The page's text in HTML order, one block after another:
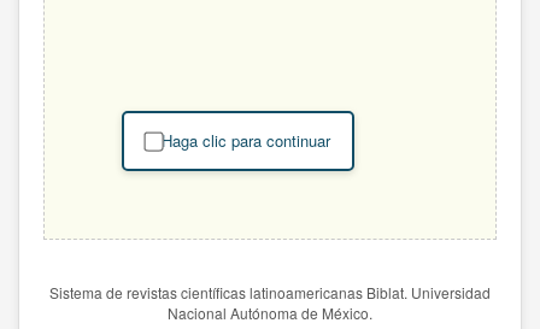
Haga clic para continuar
Sistema de revistas científicas latinoamericanas Biblat. Universidad
Nacional Autónoma de México.